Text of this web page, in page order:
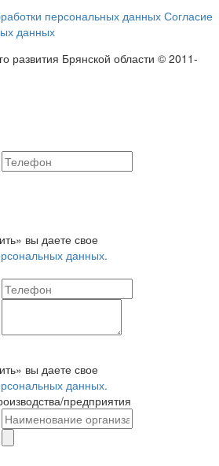
персональных данных Согласие
данных
развития Брянской области © 2011-
вы даете свое
данных.
вы даете свое
данных.
предприятия